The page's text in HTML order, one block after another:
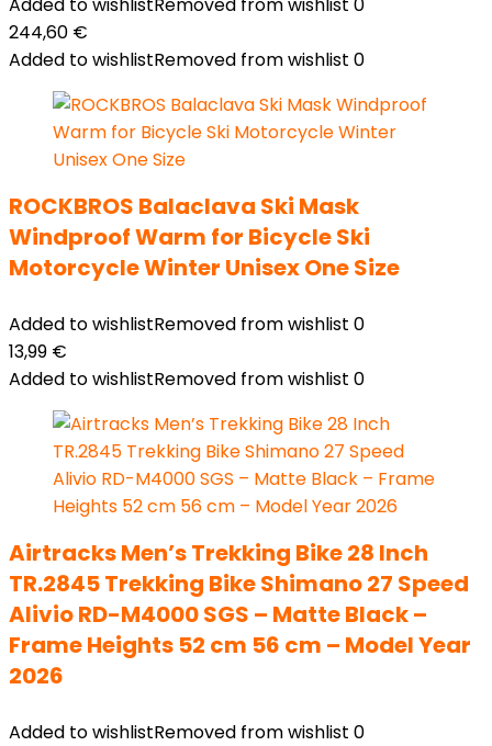
244,60 €
Added to wishlistRemoved from wishlist 0
ROCKBROS Balaclava Ski Mask
Windproof Warm for Bicycle Ski
Motorcycle Winter Unisex One Size
Added to wishlistRemoved from wishlist 0
13,99 €
Added to wishlistRemoved from wishlist 0
Airtracks Men’s Trekking Bike 28 Inch
TR.2845 Trekking Bike Shimano 27 Speed
Alivio RD-M4000 SGS – Matte Black –
Frame Heights 52 cm 56 cm – Model Year
2026
Added to wishlistRemoved from wishlist 0